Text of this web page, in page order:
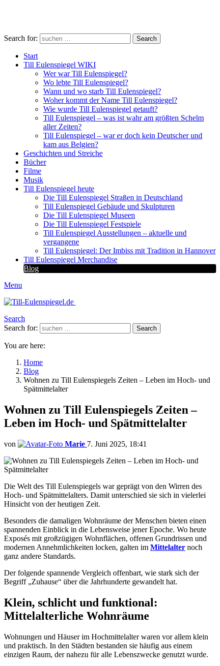
Search for: Search
Start
Till Eulenspiegel WIKI
Wer war Till Eulenspiegel?
Wo lebte Till Eulenspiegel?
Wann und wo starb Till Eulenspiegel?
Woher kommt der Name Till Eulenspiegel?
Wie wurde Till Eulenspiegel getauft?
Till Eulenspiegel – was ist wahr am größten Schelm
aller Zeiten?
Till Eulenspiegel – war er doch kein Deutscher und
kam aus Belgien?
Geschichten und Streiche
Bücher
Filme
Musik
Till Eulenspiegel heute
Die Till Eulenspiegel Straßen in Deutschland
Till Eulenspiegel Gebäude und Skulpturen
Die Till Eulenspiegel Museen
Die Till Eulenspiegel Festspiele
Till Eulenspiegel Ausstellungen – aktuelle und
vergangene
Till Eulenspiegel: Der Imbiss mit Tradition in Hannover
Till Eulenspiegel Merchandise
Blog
Menu
Search
Search for:
Search
You are here:
Home
Blog
Wohnen zu Till Eulenspiegels Zeiten – Leben im Hoch- und
Spätmittelalter
Wohnen zu Till Eulenspiegels Zeiten –
Leben im Hoch- und Spätmittelalter
von Marie 7. Juni 2025, 18:41
Die Welt des Till Eulenspiegels war geprägt von den Wirren des
Hoch- und Spätmittelalters. Damit unterschied sie sich in vielerlei
Hinsicht von der heutigen Zeit.
Besonders die damaligen Wohnräume der Menschen bieten einen
spannenden Einblick in die Lebensweise jener Epoche. Wo heute
Exposés mit großzügigen Wohnflächen, offenen Grundrissen und
modernen Annehmlichkeiten locken, galten im Mittelalter noch
ganz andere Standards.
Der folgende spannende Vergleich offenbart, wie stark sich der
Begriff „Zuhause“ über die Jahrhunderte gewandelt hat.
Klein, schlicht und funktional:
Mittelalterliche Wohnräume
Wohnungen und Häuser im Hochmittelalter waren vor allem klein
und praktisch. In den Städten bestanden sie häufig aus einem
einzigen Raum, der nahezu für alle Lebenszwecke genutzt wurde.